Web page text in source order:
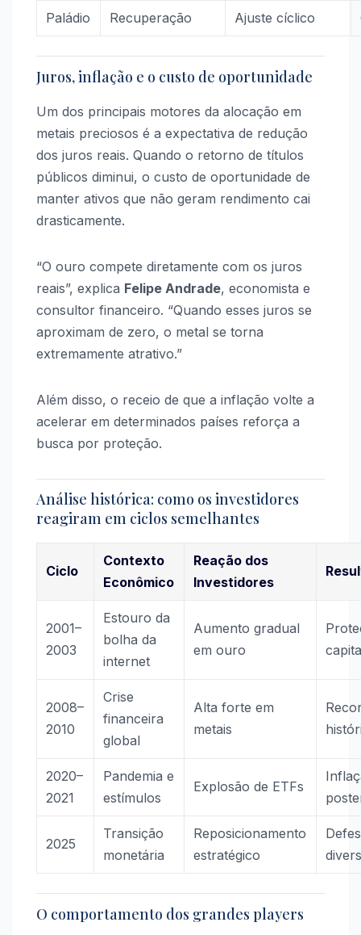
Paládio Recuperação Ajuste cíclico
Juros, inflação e o custo de oportunidade
Um dos principais motores da alocação em
metais preciosos é a expectativa de redução
dos juros reais. Quando o retorno de títulos
públicos diminui, o custo de oportunidade de
manter ativos que não geram rendimento cai
drasticamente.
“O ouro compete diretamente com os juros
reais”, explica Felipe Andrade, economista e
consultor financeiro. “Quando esses juros se
aproximam de zero, o metal se torna
extremamente atrativo.”
Além disso, o receio de que a inflação volte a
acelerar em determinados países reforça a
busca por proteção.
Análise histórica: como os investidores
reagiram em ciclos semelhantes
Ciclo
Contexto
Econômico
Reação dos
Investidores
2001–
2003
Estouro da
bolha da
internet
Aumento gradual
em ouro
2008–
2010
Crise
financeira
global
Alta forte em
metais
2020–
2021
Pandemia e
estímulos
Explosão de ETFs
2025
Transição
monetária
Reposicionamento
estratégico
O comportamento dos grandes players